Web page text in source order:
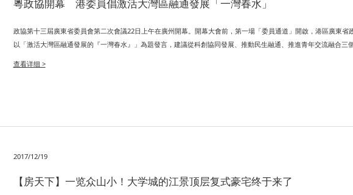
粵政協開幕 港委員倡激活大灣區融通發展「一灣春水」
政協第十三屆廣東省委員會第二次會議22日上午在廣州開幕。開幕大會前，第一場「委員通道」開啟，港區廣東
以「激活大灣區融通發展的『一灣春水』」為題發言，建議從科創協同發展、推動民生融通、推進青年交流融合三
查看详细 >
2017/12/19
【房天下】一览众山小！大学城的江景顶层复式豪宅终于来了